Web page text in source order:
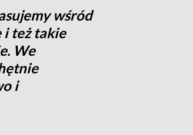
wśród
i też takie
We
i